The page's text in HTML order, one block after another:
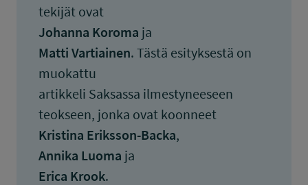
tekijät ovat
Johanna Koroma ja
Matti Vartiainen. Tästä esityksestä on
muokattu
artikkeli Saksassa ilmestyneeseen
teokseen, jonka ovat koonneet
Kristina Eriksson-Backa,
Annika Luoma ja
Erica Krook.